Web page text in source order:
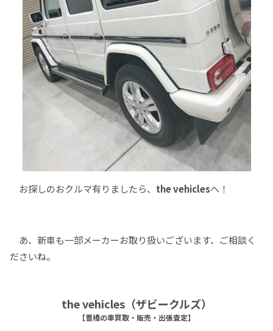
お探しのおクルマ有りましたら、 the vehiclesへ！
あ、新車も一部メーカーお取り扱いございます、ご相談く
ださいね。
the vehicles（ザビークルズ）
【豊橋の車買取・販売・出張査定】